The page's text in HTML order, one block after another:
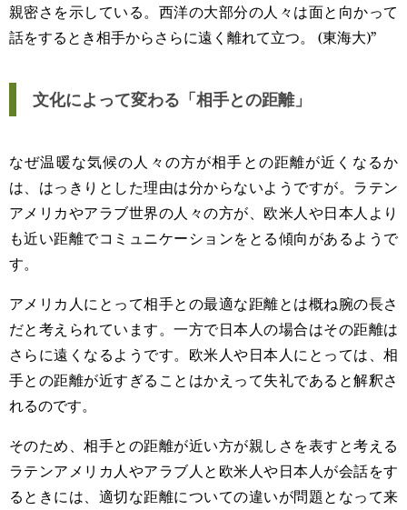
親密さを示している。西洋の大部分の人々は面と向かって
話をするとき相手からさらに遠く離れて立つ。 (東海大)”
文化によって変わる「相手との距離」
なぜ温暖な気候の人々の方が相手との距離が近くなるか
は、はっきりとした理由は分からないようですが。ラテン
アメリカやアラブ世界の人々の方が、欧米人や日本人より
も近い距離でコミュニケーションをとる傾向があるようで
す。
アメリカ人にとって相手との最適な距離とは概ね腕の長さ
だと考えられています。一方で日本人の場合はその距離は
さらに遠くなるようです。欧米人や日本人にとっては、相
手との距離が近すぎることはかえって失礼であると解釈さ
れるのです。
そのため、相手との距離が近い方が親しさを表すと考える
ラテンアメリカ人やアラブ人と欧米人や日本人が会話をす
るときには、適切な距離についての違いが問題となって来